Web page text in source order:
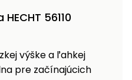
56110
výške a ľahkej
pre začínajúcich